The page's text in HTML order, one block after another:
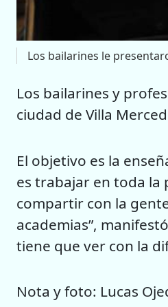
Los bailarines le
Los bailarines y
ciudad de Villa
El objetivo es la
es trabajar en toda la
compartir con la
academias”,
tiene que ver con la
Nota y foto: Lucas